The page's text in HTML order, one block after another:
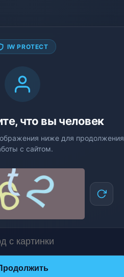
IW PROTECT
что вы человек
ниже для продолжения
с сайтом.